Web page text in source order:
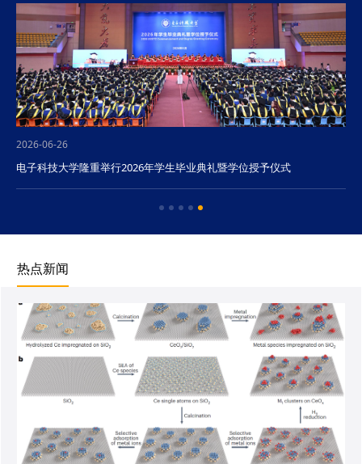
2026-06-26
电子科技大学隆重举行2026年学生毕业典礼暨学位授予仪式
热点新闻